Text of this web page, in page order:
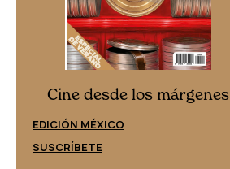
Cine desde los márgenes
EDICIÓN MÉXICO
SUSCRÍBETE